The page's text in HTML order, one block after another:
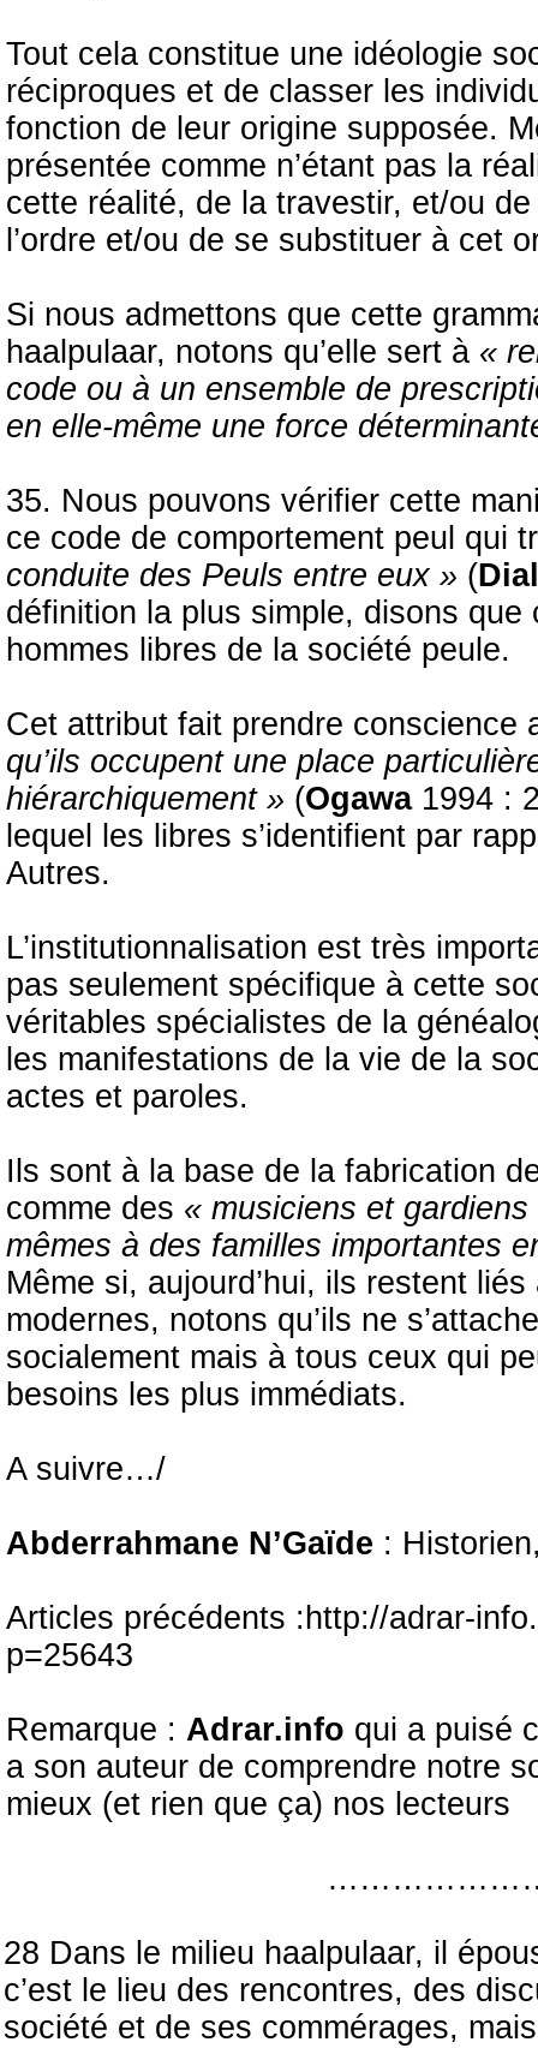
Tout cela constitue une idéologie
réciproques et de classer les
fonction de leur origine supposée.
présentée comme n’étant pas la
cette réalité, de la travestir, et/ou
l’ordre et/ou de se substituer à cet
Si nous admettons que cette
haalpulaar, notons qu’elle sert à «
code ou à un ensemble de
en elle-même une force
35. Nous pouvons vérifier cette
ce code de comportement peul qui
conduite des Peuls entre eux » (
définition la plus simple, disons
hommes libres de la société peule.
Cet attribut fait prendre
qu’ils occupent une place
hiérarchiquement » (Ogawa 1994 :
lequel les libres s’identifient par
Autres.
L’institutionnalisation est très
pas seulement spécifique à cette
véritables spécialistes de la
les manifestations de la vie de la
actes et paroles.
Ils sont à la base de la fabrication
comme des « musiciens et
mêmes à des familles importantes
Même si, aujourd’hui, ils restent
modernes, notons qu’ils ne
socialement mais à tous ceux qui
besoins les plus immédiats.
A suivre…/
Abderrahmane N’Gaïde :
Articles précédents :http://adrar-
p=25643
Remarque : Adrar.info qui a puisé
a son auteur de comprendre notre
mieux (et rien que ça) nos lecteurs
28 Dans le milieu haalpulaar, il
c’est le lieu des rencontres, des
société et de ses commérages,